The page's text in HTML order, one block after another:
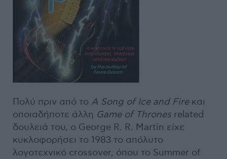
Πολύ πριν από το A Song of Ice and Fire και
οποιαδήποτε άλλη Game of Thrones related
δουλειά του, ο George R. R. Martin είχε
κυκλοφορήσει το 1983 το απόλυτο
λογοτεχνικό crossover, όπου το Summer of